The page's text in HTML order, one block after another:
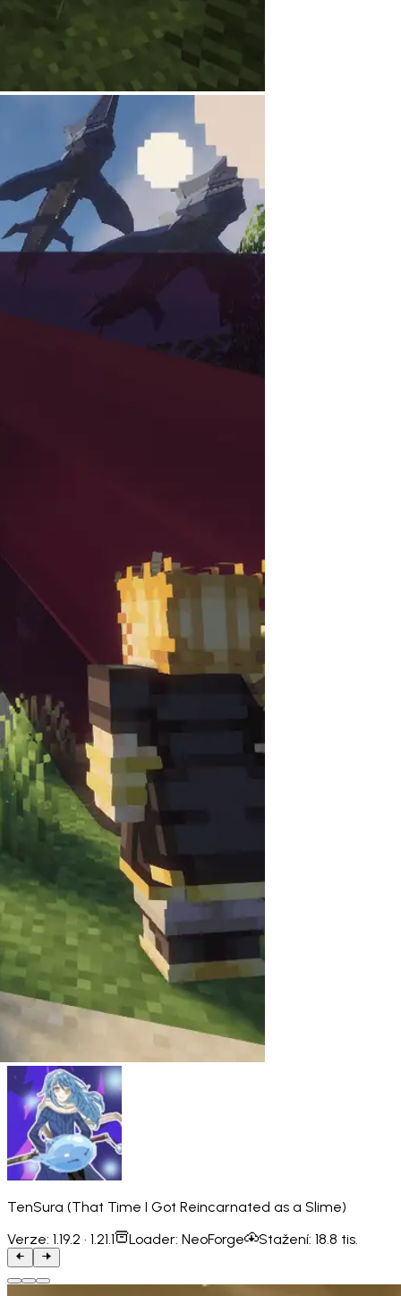
TenSura (That Time I Got Reincarnated as a Slime)
Verze: 1.19.2 · 1.21.1 Loader: NeoForge Stažení: 18.8 tis.